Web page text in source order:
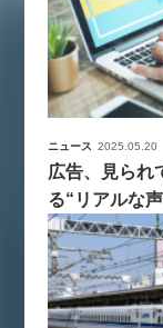
ニュース 2025.05.20
広告、見られ
る“リアルな